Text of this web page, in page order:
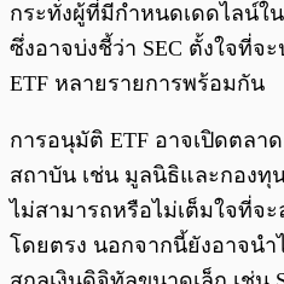
กระทั่งผู้ที่มีกำหนดเดดไลน์ใ
ซึ่งอาจบ่งชี้ว่า SEC ตั้งใจที่จ
ETF หลายรายการพร้อมกัน
การอนุมัติ ETF อาจเปิดตลา
สถาบัน เช่น มูลนิธิและกอง
ไม่สามารถหรือไม่เต็มใจที่จ
โดยตรง นอกจากนี้ยังอาจน